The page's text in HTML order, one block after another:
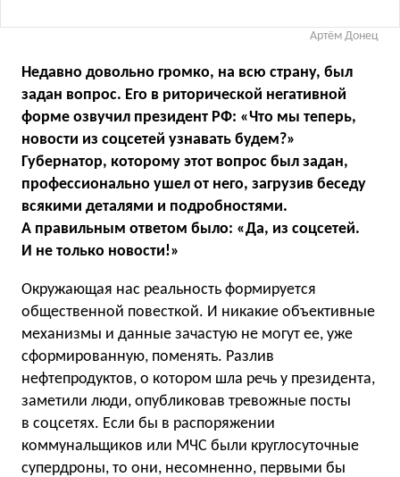
Артём Донец
Недавно довольно громко, на всю страну, был
задан вопрос. Его в риторической негативной
форме озвучил президент РФ: «Что мы теперь,
новости из соцсетей узнавать будем?»
Губернатор, которому этот вопрос был задан,
профессионально ушел от него, загрузив беседу
всякими деталями и подробностями.
А правильным ответом было: «Да, из соцсетей.
И не только новости!»
Окружающая нас реальность формируется
общественной повесткой. И никакие объективные
механизмы и данные зачастую не могут ее, уже
сформированную, поменять. Разлив
нефтепродуктов, о котором шла речь у президента,
заметили люди, опубликовав тревожные посты
в соцсетях. Если бы в распоряжении
коммунальщиков или МЧС были круглосуточные
супердроны, то они, несомненно, первыми бы